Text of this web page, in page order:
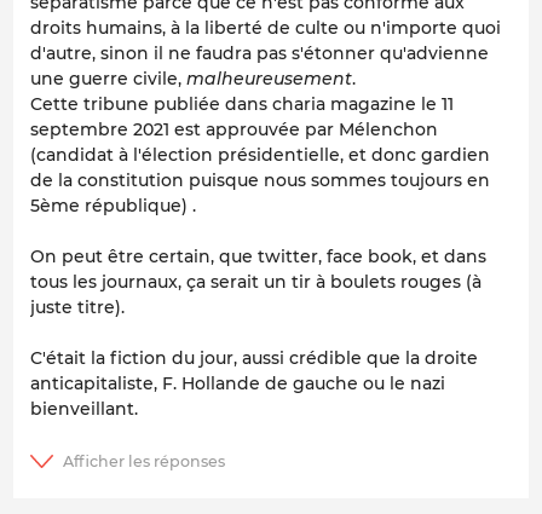
droits humains, à la liberté de culte ou n'importe quoi
d'autre, sinon il ne faudra pas s'étonner qu'advienne
une guerre civile, malheureusement.
Cette tribune publiée dans charia magazine le 11
septembre 2021 est approuvée par Mélenchon
(candidat à l'élection présidentielle, et donc gardien
de la constitution puisque nous sommes toujours en
5ème république) .
On peut être certain, que twitter, face book, et dans
tous les journaux, ça serait un tir à boulets rouges (à
juste titre).
C'était la fiction du jour, aussi crédible que la droite
anticapitaliste, F. Hollande de gauche ou le nazi
bienveillant.